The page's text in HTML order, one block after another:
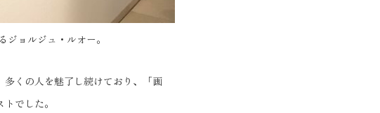
ョルジュ・ルオー。
くの人を魅了し続けており、「画
でした。